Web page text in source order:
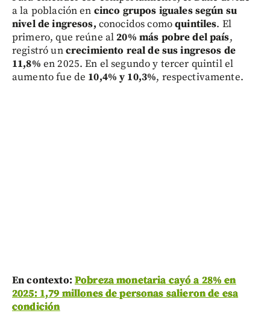
a la población en cinco grupos iguales según su
nivel de ingresos, conocidos comoquintiles. El
primero, que reúne al20% más pobre del país,
registró uncrecimiento real de sus ingresos de
11,8% en 2025. En el segundo y tercer quintil el
aumento fue de 10,4% y 10,3%, respectivamente.
En contexto: Pobreza monetaria cayó a 28% en
2025: 1,79 millones de personas salieron de esa
condición